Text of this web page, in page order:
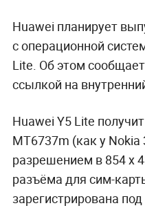
Huawei планирует
с операционной
Lite. Об этом
ссылкой на
Huawei Y5 Lite
MT6737m (как у Nokia
разрешением в 854 x
разъёма для сим-
зарегистрирована